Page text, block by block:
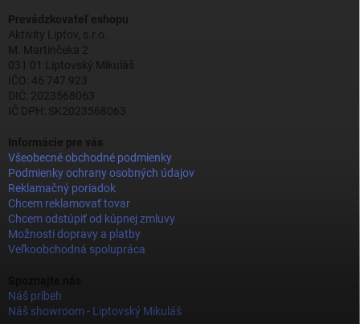
Prevádzkovateľ eshopu
Aktivity Liptov, s.r.o.
M. Martinčeka 2
031 01 Liptovský Mikuláš
IČO: 46 747 923
DIČ: 2023568063
IČ DPH: SK2023568063
Informácie pre vás
Všeobecné obchodné podmienky
Podmienky ochrany osobných údajov
Reklamačný poriadok
Chcem reklamovať tovar
Chcem odstúpiť od kúpnej zmluvy
Možnosti dopravy a platby
Veľkoobchodná spolupráca
Náš príbeh
Náš showroom - Liptovský Mikuláš